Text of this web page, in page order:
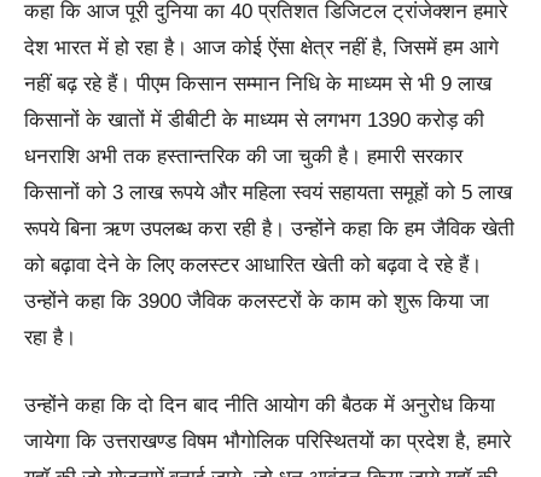
कहा कि आज पूरी दुनिया का 40 प्रतिशत डिजिटल ट्रांजेक्शन हमारे
देश भारत में हो रहा है। आज कोई ऐंसा क्षेत्र नहीं है, जिसमें हम आगे
नहीं बढ़ रहे हैं। पीएम किसान सम्मान निधि के माध्यम से भी 9 लाख
किसानों के खातों में डीबीटी के माध्यम से लगभग 1390 करोड़ की
धनराशि अभी तक हस्तान्तरिक की जा चुकी है। हमारी सरकार
किसानों को 3 लाख रूपये और महिला स्वयं सहायता समूहों को 5 लाख
रूपये बिना ऋण उपलब्ध करा रही है। उन्होंने कहा कि हम जैविक खेती
को बढ़ावा देने के लिए कलस्टर आधारित खेती को बढ़वा दे रहे हैं।
उन्होंने कहा कि 3900 जैविक कलस्टरों के काम को शुरू किया जा
रहा है।
उन्होंने कहा कि दो दिन बाद नीति आयोग की बैठक में अनुरोध किया
जायेगा कि उत्तराखण्ड विषम भौगोलिक परिस्थितयों का प्रदेश है, हमारे